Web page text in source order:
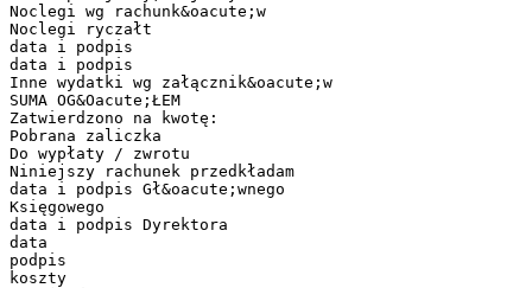
Noclegi wg rachunk&oacute;w
Noclegi ryczałt
data i podpis
data i podpis
Inne wydatki wg załącznik&oacute;w
SUMA OG&Oacute;ŁEM
Zatwierdzono na kwotę:
Pobrana zaliczka
Do wypłaty / zwrotu
Niniejszy rachunek przedkładam
data i podpis Gł&oacute;wnego
Księgowego
data i podpis Dyrektora
data
podpis
koszty